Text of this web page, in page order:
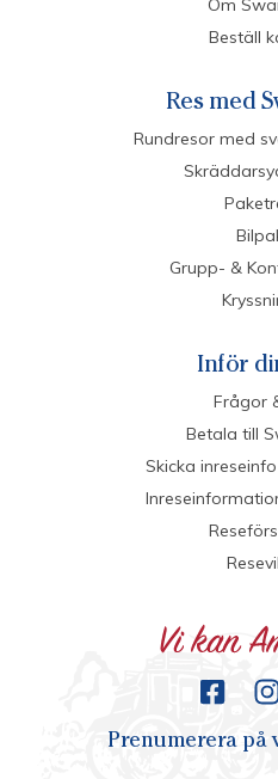
Om
Beställ
Res med
Rundresor med
Grupp- &
Inför
Frågor
Betala till
Skicka
Prenumerera på